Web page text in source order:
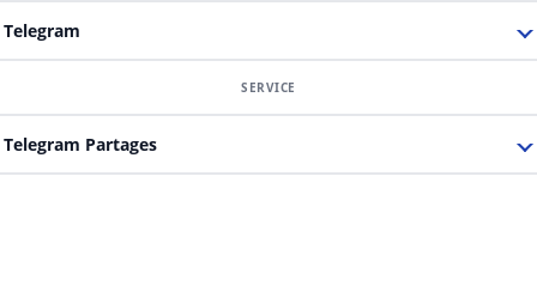
Telegram
Telegram Partages